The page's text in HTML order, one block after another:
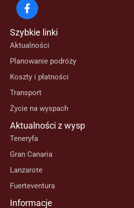
Szybkie linki
Aktualności
Planowanie podróży
Koszty i płatności
Transport
Życie na wyspach
Aktualności z wysp
Teneryfa
Gran Canaria
Lanzarote
Fuerteventura
Informacje